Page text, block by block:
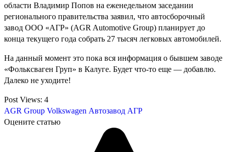
области Владимир Попов на еженедельном заседании
регионального правительства заявил, что автосборочный
завод ООО «АГР» (AGR Automotive Group) планирует до
конца текущего года собрать 27 тысяч легковых автомобилей.
На данный момент это пока вся информация о бывшем заводе
«Фольксваген Груп» в Калуге. Будет что-то еще — добавлю.
Далеко не уходите!
Post Views: 4
AGR Group Volkswagen Автозавод АГР
Оцените статью